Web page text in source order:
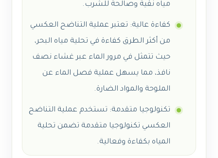
مياه نقية وصالحة للشرب.
كفاءة عالية: تعتبر عملية التناضح العكسي
من أكثر الطرق كفاءة في تحلية مياه البحر،
حيث تتمثل في مرور الماء عبر غشاء نصف
نافذ، مما يسهل عملية فصل الماء عن
الملوحة والمواد الضارة.
تكنولوجيا متقدمة: تستخدم عملية التناضح
العكسي تكنولوجيا متقدمة تضمن تحلية
المياه بكفاءة وفعالية.